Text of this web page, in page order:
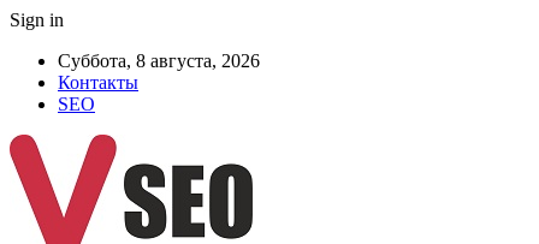
Sign in
Суббота, 8 августа, 2026
Контакты
SEO